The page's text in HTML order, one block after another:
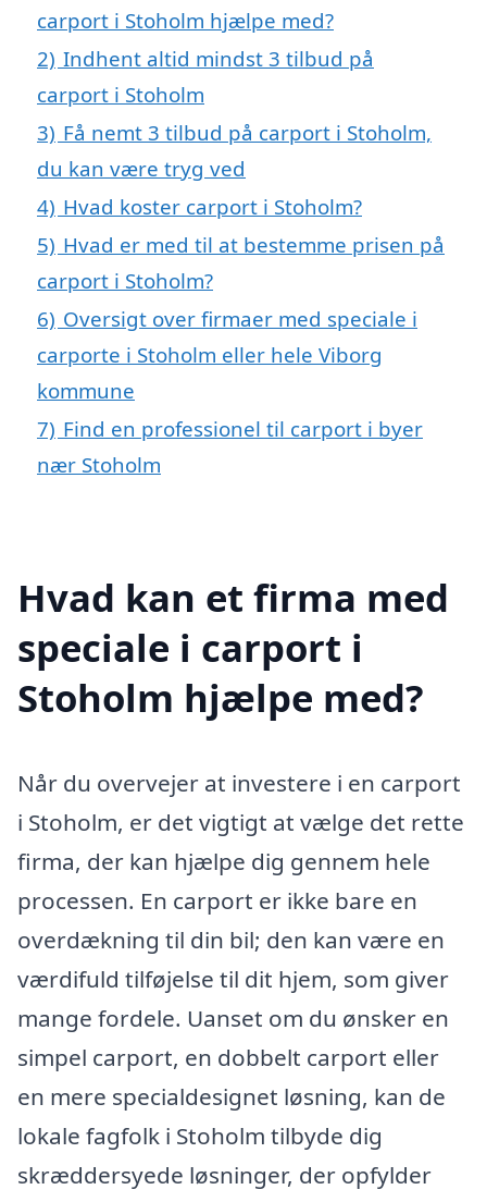
carport i Stoholm hjælpe med?
2) Indhent altid mindst 3 tilbud på
carport i Stoholm
3) Få nemt 3 tilbud på carport i Stoholm,
du kan være tryg ved
4) Hvad koster carport i Stoholm?
5) Hvad er med til at bestemme prisen på
carport i Stoholm?
6) Oversigt over firmaer med speciale i
carporte i Stoholm eller hele Viborg
kommune
7) Find en professionel til carport i byer
nær Stoholm
Hvad kan et firma med
speciale i carport i
Stoholm hjælpe med?
Når du overvejer at investere i en carport
i Stoholm, er det vigtigt at vælge det rette
firma, der kan hjælpe dig gennem hele
processen. En carport er ikke bare en
overdækning til din bil; den kan være en
værdifuld tilføjelse til dit hjem, som giver
mange fordele. Uanset om du ønsker en
simpel carport, en dobbelt carport eller
en mere specialdesignet løsning, kan de
lokale fagfolk i Stoholm tilbyde dig
skræddersyede løsninger, der opfylder